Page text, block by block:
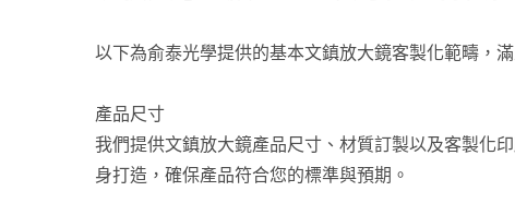
以下為俞泰光學提供的基本文鎮放大鏡客製化範疇，滿
產品尺寸
我們提供文鎮放大鏡產品尺寸、材質訂製以及客製化
身打造，確保產品符合您的標準與預期。